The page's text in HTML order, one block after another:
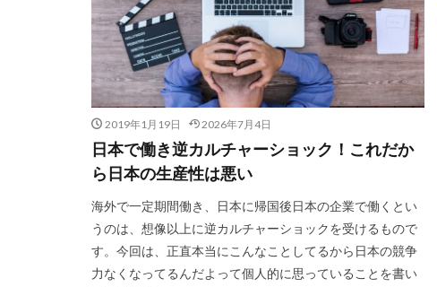
2019年1月19日 2026年7月4日
日本で働き逆カルチャーショック！これだか
ら日本の生産性は悪い
海外で一定期間働き、日本に帰国後日本の企業で働くとい
うのは、想像以上に逆カルチャーショックを受けるもので
す。今回は、正直本当にこんなことしてるから日本の競争
力なくなってるんだよって個人的に思っていることを書い